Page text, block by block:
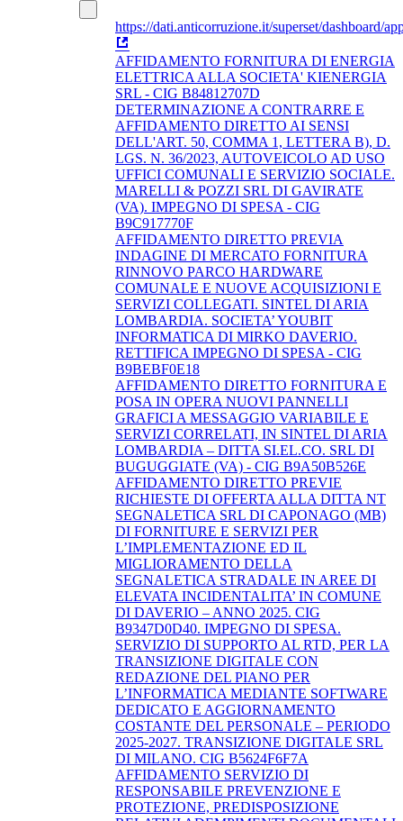
https://dati.anticorruzione.it/superset/dashboard/
AFFIDAMENTO FORNITURA DI ENERGIA
ELETTRICA ALLA SOCIETA' KIENERGIA
SRL - CIG B84812707D
DETERMINAZIONE A CONTRARRE E
AFFIDAMENTO DIRETTO AI SENSI
DELL'ART. 50, COMMA 1, LETTERA B), D.
LGS. N. 36/2023, AUTOVEICOLO AD USO
UFFICI COMUNALI E SERVIZIO SOCIALE.
MARELLI & POZZI SRL DI GAVIRATE
(VA). IMPEGNO DI SPESA - CIG
B9C917770F
AFFIDAMENTO DIRETTO PREVIA
INDAGINE DI MERCATO FORNITURA
RINNOVO PARCO HARDWARE
COMUNALE E NUOVE ACQUISIZIONI E
SERVIZI COLLEGATI. SINTEL DI ARIA
LOMBARDIA. SOCIETA’ YOUBIT
INFORMATICA DI MIRKO DAVERIO.
RETTIFICA IMPEGNO DI SPESA - CIG
B9BEBF0E18
AFFIDAMENTO DIRETTO FORNITURA E
POSA IN OPERA NUOVI PANNELLI
GRAFICI A MESSAGGIO VARIABILE E
SERVIZI CORRELATI, IN SINTEL DI ARIA
LOMBARDIA – DITTA SI.EL.CO. SRL DI
BUGUGGIATE (VA) - CIG B9A50B526E
AFFIDAMENTO DIRETTO PREVIE
RICHIESTE DI OFFERTA ALLA DITTA NT
SEGNALETICA SRL DI CAPONAGO (MB)
DI FORNITURE E SERVIZI PER
L’IMPLEMENTAZIONE ED IL
MIGLIORAMENTO DELLA
SEGNALETICA STRADALE IN AREE DI
ELEVATA INCIDENTALITA’ IN COMUNE
DI DAVERIO – ANNO 2025. CIG
B9347D0D40. IMPEGNO DI SPESA.
SERVIZIO DI SUPPORTO AL RTD, PER LA
TRANSIZIONE DIGITALE CON
REDAZIONE DEL PIANO PER
L’INFORMATICA MEDIANTE SOFTWARE
DEDICATO E AGGIORNAMENTO
COSTANTE DEL PERSONALE – PERIODO
2025-2027. TRANSIZIONE DIGITALE SRL
DI MILANO. CIG B5624F6F7A
AFFIDAMENTO SERVIZIO DI
RESPONSABILE PREVENZIONE E
PROTEZIONE, PREDISPOSIZIONE